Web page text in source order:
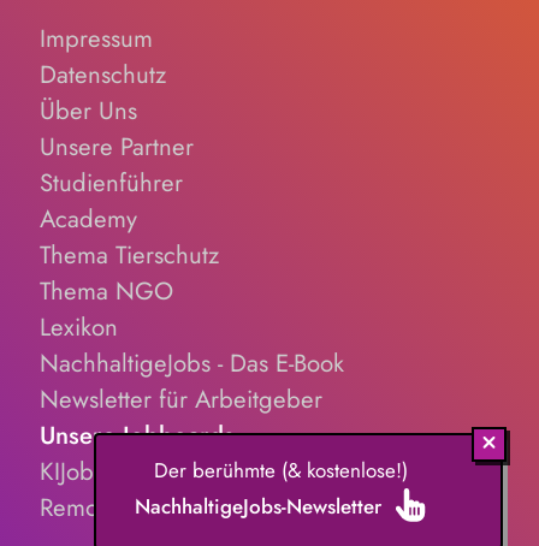
Impressum
Datenschutz
Über Uns
Unsere Partner
Studienführer
Academy
Thema Tierschutz
Thema NGO
Lexikon
NachhaltigeJobs - Das E-Book
Newsletter für Arbeitgeber
Unsere Jobboards
KIJobs.de
RemoteJobs.de
Der berühmte (& kostenlose!)
NachhaltigeJobs-Newsletter